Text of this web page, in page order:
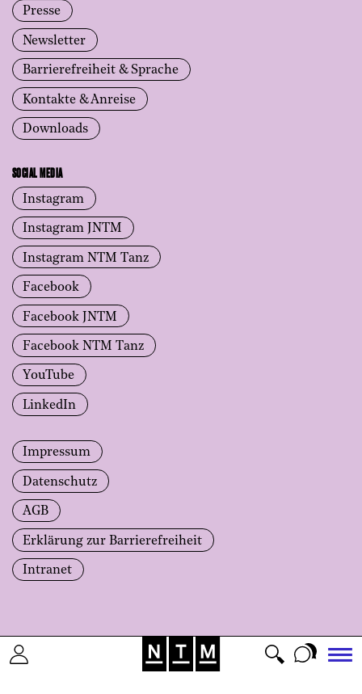
Presse
Newsletter
Barrierefreiheit & Sprache
Kontakte & Anreise
Downloads
SOCIAL MEDIA
Instagram
Instagram JNTM
Instagram NTM Tanz
Facebook
Facebook JNTM
Facebook NTM Tanz
YouTube
LinkedIn
Impressum
Datenschutz
AGB
Erklärung zur Barrierefreiheit
Intranet